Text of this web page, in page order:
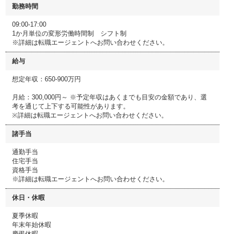
勤務時間
09:00-17:00
1か月単位の変形労働時間制 シフト制
※詳細は転職エージェントへお問い合わせください。
給与
想定年収：650-900万円
月給：300,000円～ ※予定年収はあくまでも目安の金額であり、選
考を通じて上下する可能性があります。
※詳細は転職エージェントへお問い合わせください。
諸手当
通勤手当
住宅手当
資格手当
※詳細は転職エージェントへお問い合わせください。
休日・休暇
夏季休暇
年末年始休暇